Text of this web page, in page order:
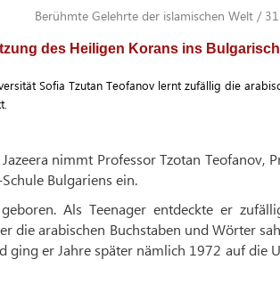
Berühmte Gelehrte der islamischen Welt / 31
des Heiligen Korans ins
Sofia Tzutan Teofanov lernt zufällig die
nimmt Professor Tzotan Teofanov,
Bulgariens ein.
Als Teenager entdeckte er
die arabischen Buchstaben und Wörter
ging er Jahre später nämlich 1972 auf die